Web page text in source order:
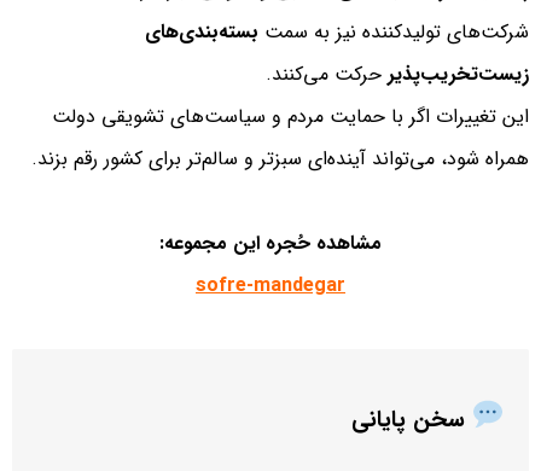
شرکت‌های تولیدکننده نیز به سمت بسته‌بندی‌های
زیست‌تخریب‌پذیر حرکت می‌کنند.
این تغییرات اگر با حمایت مردم و سیاست‌های تشویقی دولت
همراه شود، می‌تواند آینده‌ای سبزتر و سالم‌تر برای کشور رقم بزند.
مشاهده حُجره این مجموعه:
sofre-mandegar
سخن پایانی